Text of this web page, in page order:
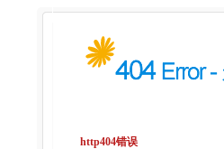
http404错误